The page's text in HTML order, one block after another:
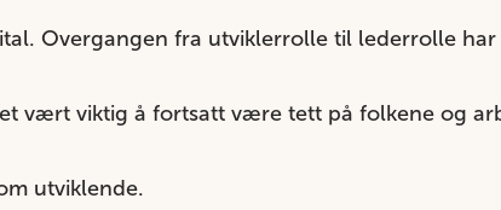
Overgangen fra utviklerrolle til lederrolle
vært viktig å fortsatt være tett på folkene og
utviklende.